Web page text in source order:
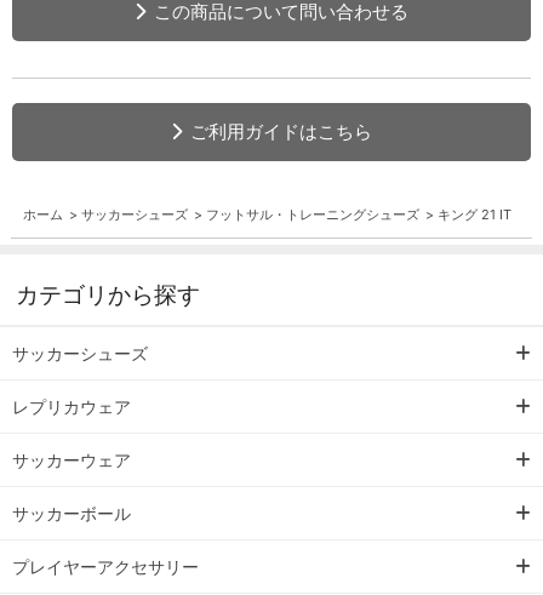
この商品について問い合わせる
ご利用ガイドはこちら
ホーム > サッカーシューズ > フットサル・トレーニングシューズ > キング 21 IT
カテゴリから探す
サッカーシューズ
レプリカウェア
サッカーウェア
サッカーボール
プレイヤーアクセサリー